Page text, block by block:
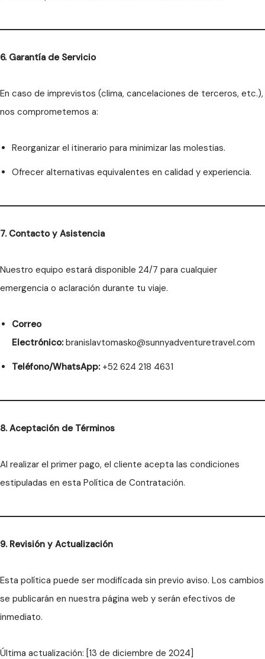
6. Garantía de Servicio
En caso de imprevistos (clima, cancelaciones de terceros, etc.),
nos comprometemos a:
Reorganizar el itinerario para minimizar las molestias.
Ofrecer alternativas equivalentes en calidad y experiencia.
7. Contacto y Asistencia
Nuestro equipo estará disponible 24/7 para cualquier
emergencia o aclaración durante tu viaje.
Correo
Electrónico: branislavtomasko@sunnyadventuretravel.com
Teléfono/WhatsApp: +52 624 218 4631
8. Aceptación de Términos
Al realizar el primer pago, el cliente acepta las condiciones
estipuladas en esta Política de Contratación.
9. Revisión y Actualización
Esta política puede ser modificada sin previo aviso. Los cambios
se publicarán en nuestra página web y serán efectivos de
inmediato.
Última actualización: [13 de diciembre de 2024]